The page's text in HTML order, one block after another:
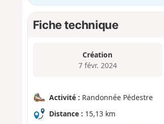
Fiche technique
Création
7 févr. 2024
Activité : Randonnée Pédestre
Distance : 15,13 km